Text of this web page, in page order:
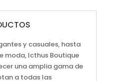
y casuales, hasta
moda, Icthus Boutique
una amplia gama de
a todas las